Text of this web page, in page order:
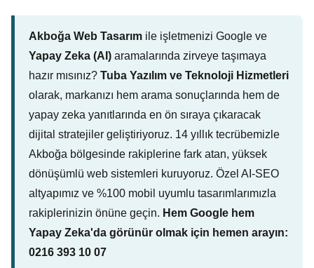
Akboğa Web Tasarım ile işletmenizi Google ve
Yapay Zeka (AI) aramalarında zirveye taşımaya
hazır mısınız? Tuba Yazılım ve Teknoloji Hizmetleri
olarak, markanızı hem arama sonuçlarında hem de
yapay zeka yanıtlarında en ön sıraya çıkaracak
dijital stratejiler geliştiriyoruz. 14 yıllık tecrübemizle
Akboğa bölgesinde rakiplerine fark atan, yüksek
dönüşümlü web sistemleri kuruyoruz. Özel AI-SEO
altyapımız ve %100 mobil uyumlu tasarımlarımızla
rakiplerinizin önüne geçin. Hem Google hem
Yapay Zeka'da görünür olmak için hemen arayın:
0216 393 10 07